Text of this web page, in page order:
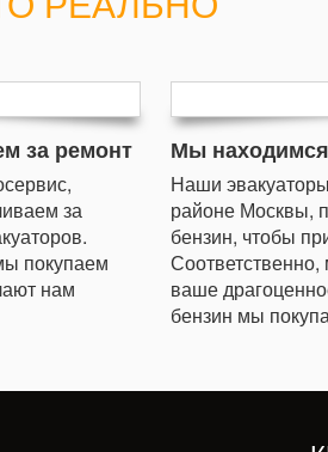
за ремонт
за
покупаем
нам
Мы
Наши
районе Москвы,
бензин, чтобы
ваше
бензин мы